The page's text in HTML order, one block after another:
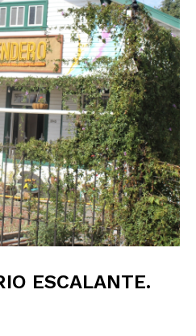
ESCALANTE.